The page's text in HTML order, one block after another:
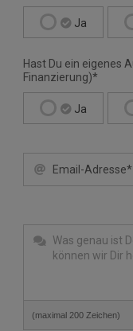
Ja
Hast Du ein eigenes
Finanzierung)*
Ja
(maximal 200 Zeichen)